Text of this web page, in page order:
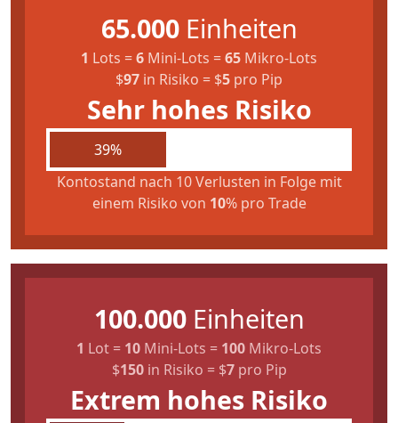
65.000Einheiten
1 Lots =6 Mini-Lots =65 Mikro-Lots
$97 in Risiko = $5 pro Pip
Sehr hohes Risiko
39%
Kontostand nach 10 Verlusten in Folge mit
einem Risiko von 10% pro Trade
100.000Einheiten
1 Lot = 10 Mini-Lots = 100 Mikro-Lots
$150in Risiko = $7pro Pip
Extrem hohes Risiko